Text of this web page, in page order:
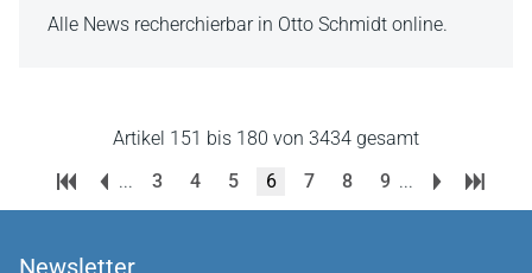
Alle News recherchierbar in Otto Schmidt online.
Artikel 151 bis 180 von 3434 gesamt
...
3 4 5 6 7 8 9 ...
Newsletter